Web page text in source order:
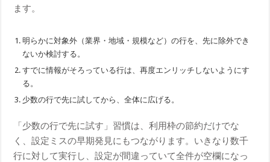
ます。
明らかに対象外（業界・地域・規模など）の行を、先に除外でき
ないか検討する。
すでに情報がそろっている行は、再度エンリッチしないようにす
る。
少数の行で先に試してから、全体に広げる。
「少数の行で先に試す」習慣は、利用枠の節約だけでな
く、設定ミスの早期発見にもつながります。いきなり数千
行に対して実行し、設定が間違っていて全件が空欄になっ